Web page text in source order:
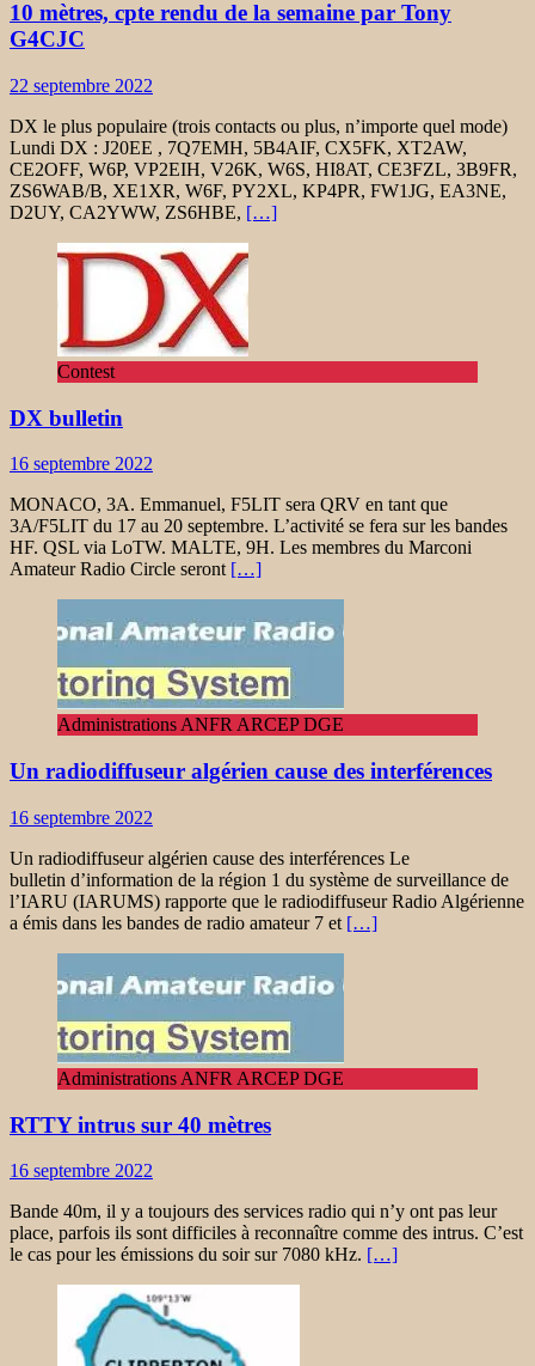
10 mètres, cpte rendu de la semaine par Tony
G4CJC
22 septembre 2022
DX le plus populaire (trois contacts ou plus, n’importe quel mode)
Lundi DX : J20EE , 7Q7EMH, 5B4AIF, CX5FK, XT2AW,
CE2OFF, W6P, VP2EIH, V26K, W6S, HI8AT, CE3FZL, 3B9FR,
ZS6WAB/B, XE1XR, W6F, PY2XL, KP4PR, FW1JG, EA3NE,
D2UY, CA2YWW, ZS6HBE, […]
Contest
DX bulletin
16 septembre 2022
MONACO, 3A. Emmanuel, F5LIT sera QRV en tant que
3A/F5LIT du 17 au 20 septembre. L’activité se fera sur les bandes
HF. QSL via LoTW. MALTE, 9H. Les membres du Marconi
Amateur Radio Circle seront […]
Administrations ANFR ARCEP DGE
Un radiodiffuseur algérien cause des interférences
16 septembre 2022
Un radiodiffuseur algérien cause des interférences Le
bulletin d’information de la région 1 du système de surveillance de
l’IARU (IARUMS) rapporte que le radiodiffuseur Radio Algérienne
a émis dans les bandes de radio amateur 7 et […]
Administrations ANFR ARCEP DGE
RTTY intrus sur 40 mètres
16 septembre 2022
Bande 40m, il y a toujours des services radio qui n’y ont pas leur
place, parfois ils sont difficiles à reconnaître comme des intrus. C’est
le cas pour les émissions du soir sur 7080 kHz. […]